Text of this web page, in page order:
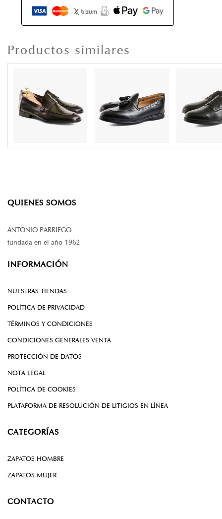
Productos similares
QUIENES SOMOS
ANTONIO PARRIEGO
fundada en el año 1962
INFORMACIÓN
NUESTRAS TIENDAS
POLÍTICA DE PRIVACIDAD
TÉRMINOS Y CONDICIONES
CONDICIONES GENERALES VENTA
PROTECCIÓN DE DATOS
NOTA LEGAL
POLÍTICA DE COOKIES
PLATAFORMA DE RESOLUCIÓN DE LITIGIOS EN LÍNEA
CATEGORÍAS
ZAPATOS HOMBRE
ZAPATOS MUJER
CONTACTO